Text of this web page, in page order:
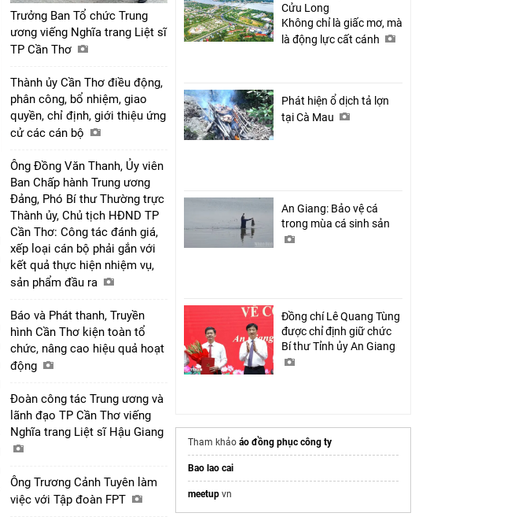
Trưởng Ban Tổ chức Trung
ương viếng Nghĩa trang Liệt sĩ
TP Cần Thơ
Thành ủy Cần Thơ điều động,
phân công, bổ nhiệm, giao
quyền, chỉ định, giới thiệu ứng
cử các cán bộ
Ông Đồng Văn Thanh, Ủy viên
Ban Chấp hành Trung ương
Đảng, Phó Bí thư Thường trực
Thành ủy, Chủ tịch HĐND TP
Cần Thơ: Công tác đánh giá,
xếp loại cán bộ phải gắn với
kết quả thực hiện nhiệm vụ,
sản phẩm đầu ra
Báo và Phát thanh, Truyền
hình Cần Thơ kiện toàn tổ
chức, nâng cao hiệu quả hoạt
động
Đoàn công tác Trung ương và
lãnh đạo TP Cần Thơ viếng
Nghĩa trang Liệt sĩ Hậu Giang
Ông Trương Cảnh Tuyên làm
việc với Tập đoàn FPT
Cửu Long
Không chỉ là giấc mơ, mà
là động lực cất cánh
Phát hiện ổ dịch tả lợn
tại Cà Mau
An Giang: Bảo vệ cá
trong mùa cá sinh sản
Đồng chí Lê Quang Tùng
được chỉ định giữ chức
Bí thư Tỉnh ủy An Giang
Tham khảo áo đồng phục công ty
Bao lao cai
meetup vn